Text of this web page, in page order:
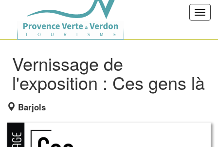
Vernissage de
l'exposition : Ces gens là
Barjols